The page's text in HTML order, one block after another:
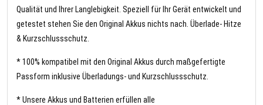
Qualität und Ihrer Langlebigkeit. Speziell für Ihr Gerät entwickelt und
getestet stehen Sie den Original Akkus nichts nach. Überlade- Hitze
& Kurzschlussschutz.
* 100% kompatibel mit den Original Akkus durch maßgefertigte
Passform inklusive Überladungs- und Kurzschlussschutz.
* Unsere Akkus und Batterien erfüllen alle